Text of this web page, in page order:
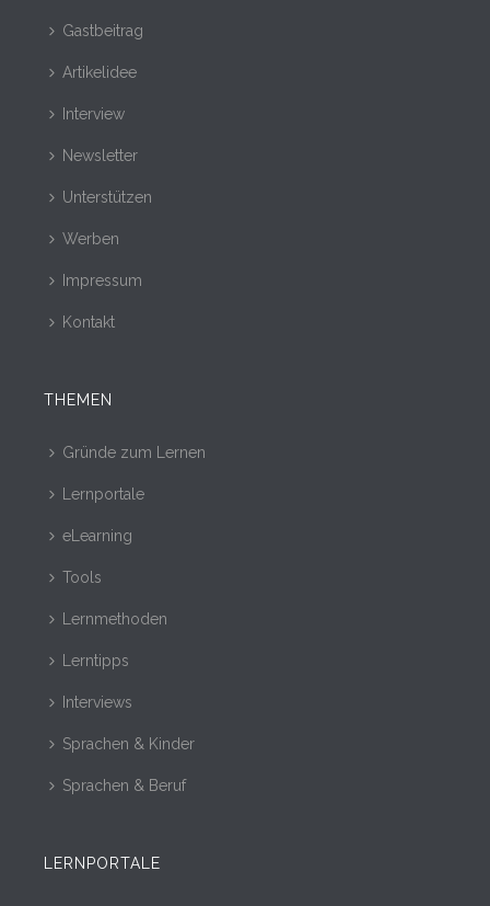
Gastbeitrag
Artikelidee
Interview
Newsletter
Unterstützen
Werben
Impressum
Kontakt
THEMEN
Gründe zum Lernen
Lernportale
eLearning
Tools
Lernmethoden
Lerntipps
Interviews
Sprachen & Kinder
Sprachen & Beruf
LERNPORTALE